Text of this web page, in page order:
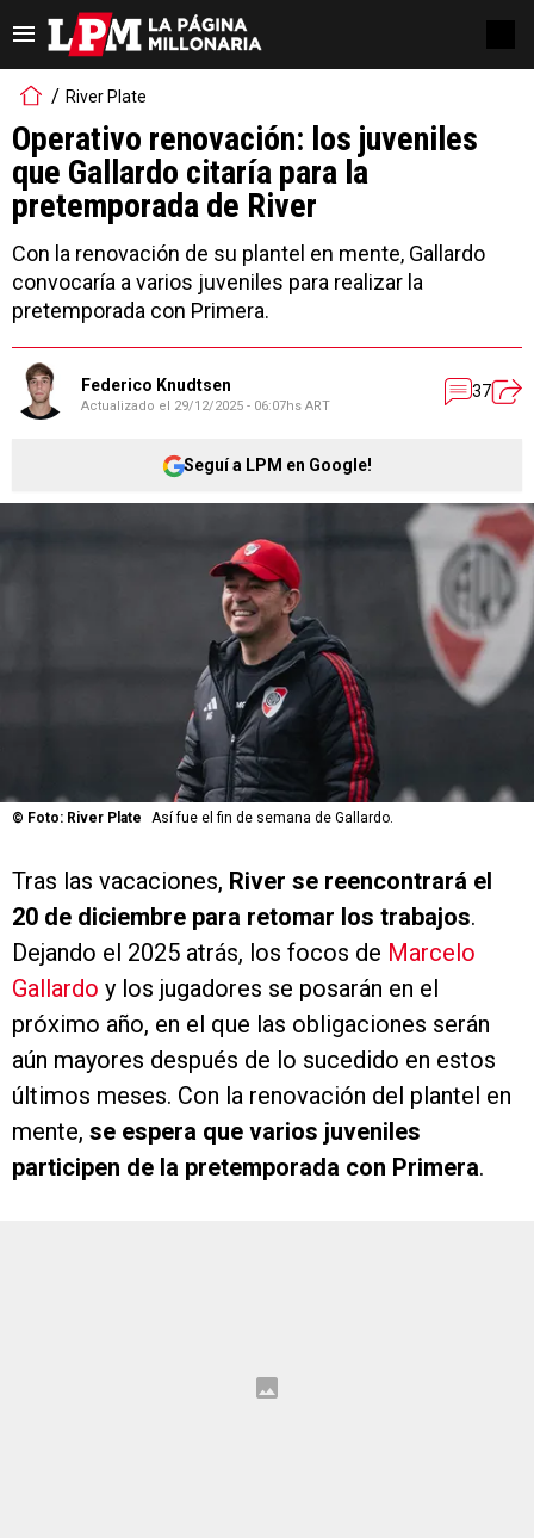
River Plate
Operativo renovación: los juveniles
que Gallardo citaría para la
pretemporada de River
Con la renovación de su plantel en mente, Gallardo
convocaría a varios juveniles para realizar la
pretemporada con Primera.
Federico Knudtsen
Actualizado el 29/12/2025 - 06:07hs ART
37
Seguí a LPM en Google!
© Foto: River Plate Así fue el fin de semana de Gallardo.
Tras las vacaciones, River se reencontrará el
20 de diciembre para retomar los trabajos.
Dejando el 2025 atrás, los focos de Marcelo
Gallardo y los jugadores se posarán en el
próximo año, en el que las obligaciones serán
aún mayores después de lo sucedido en estos
últimos meses. Con la renovación del plantel en
mente, se espera que varios juveniles
participen de la pretemporada con Primera.